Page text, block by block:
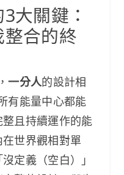
大關鍵：
合的終
一分人的設計相
有能量中心都能
且持續運作的能
世界觀相對單
定義（空白）」